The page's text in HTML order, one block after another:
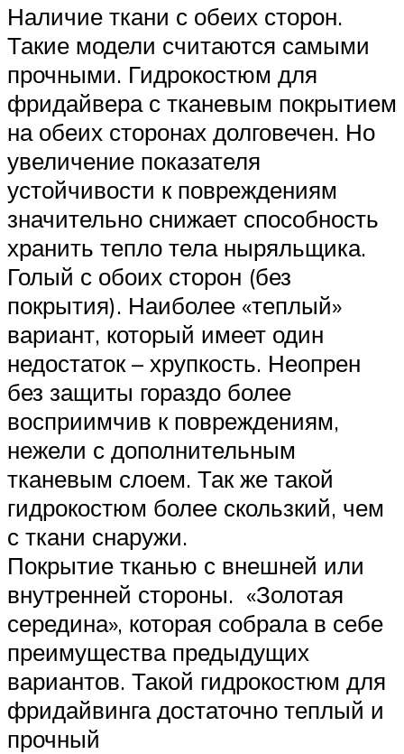
Наличие ткани с обеих сторон.
Такие модели считаются самыми
прочными. Гидрокостюм для
фридайвера с тканевым покрытием
на обеих сторонах долговечен. Но
увеличение показателя
устойчивости к повреждениям
значительно снижает способность
хранить тепло тела ныряльщика.
Голый с обоих сторон (без
покрытия). Наиболее «теплый»
вариант, который имеет один
недостаток – хрупкость. Неопрен
без защиты гораздо более
восприимчив к повреждениям,
нежели с дополнительным
тканевым слоем. Так же такой
гидрокостюм более скользкий, чем
с ткани снаружи.
Покрытие тканью с внешней или
внутренней стороны. «Золотая
середина», которая собрала в себе
преимущества предыдущих
вариантов. Такой гидрокостюм для
фридайвинга достаточно теплый и
прочный